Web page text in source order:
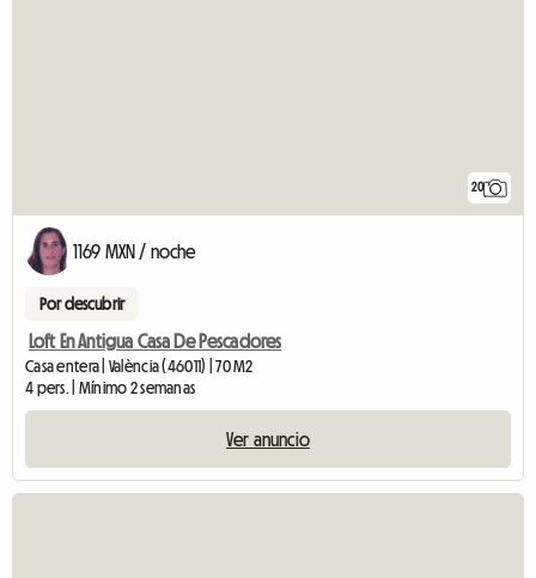
20
1169 MXN / noche
Por descubrir
Loft En Antigua Casa De Pescadores
Casa entera | València (46011) | 70 M2
4 pers. | Mínimo 2 semanas
Ver anuncio